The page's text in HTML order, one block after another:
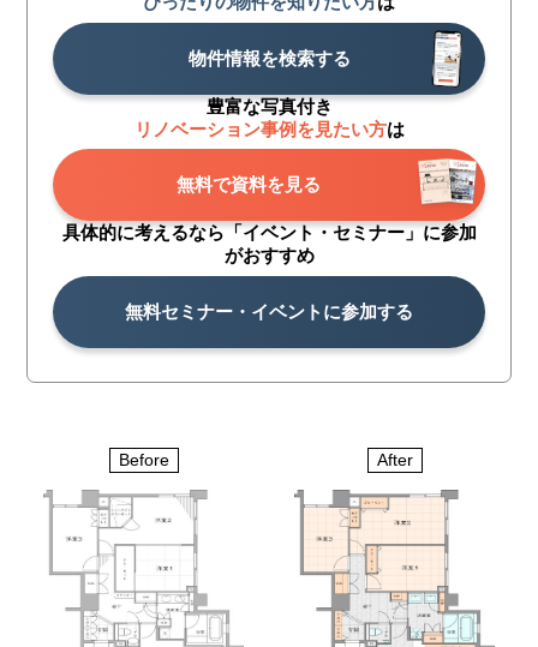
物件情報を検索する
豊富な写真付き
リノベーション事例を見たい方は
無料で資料を見る
具体的に考えるなら「イベント・セミナー」に参加
がおすすめ
無料セミナー・イベントに参加する
Before After